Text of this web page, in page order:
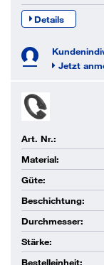
Details
Jetzt
Art. Nr.:
Material:
Güte:
Beschichtung:
Durchmesser:
Stärke:
Bestelleinheit: